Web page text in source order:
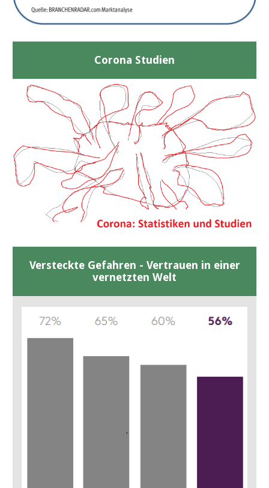
Corona Studien
Versteckte Gefahren - Vertrauen in einer
vernetzten Welt